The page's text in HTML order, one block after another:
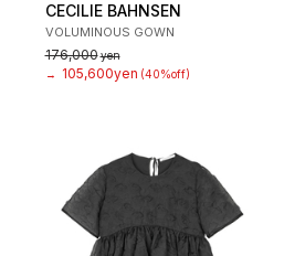
CECILIE BAHNSEN
VOLUMINOUS GOWN
176,000yen
→
105,600yen (40%off)